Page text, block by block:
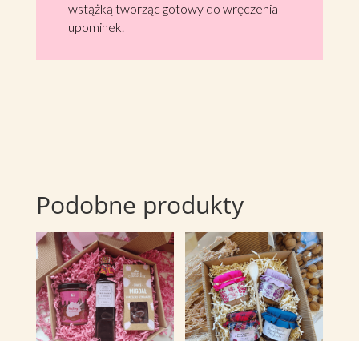
wstążką tworząc gotowy do wręczenia
upominek.
Podobne produkty